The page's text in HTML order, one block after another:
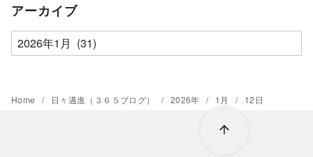
アーカイブ
ア
ー
イ
Home 日々邁進（３６５ブログ） 2026年 1月 12日